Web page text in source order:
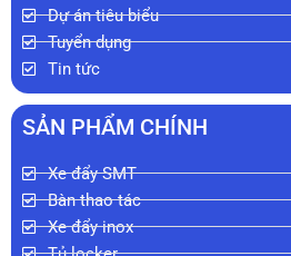
Dự án tiêu biểu
Tuyển dụng
Tin tức
SẢN PHẨM CHÍNH
Xe đẩy SMT
Bàn thao tác
Xe đẩy inox